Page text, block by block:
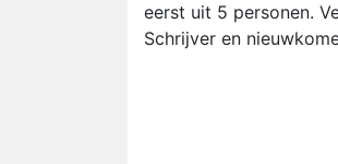
eerst uit 5 personen.
Schrijver en